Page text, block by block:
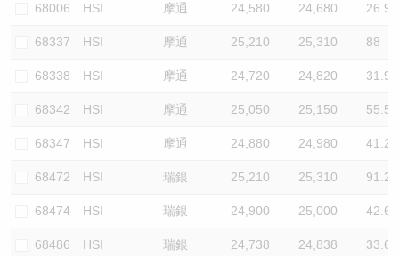
68006 HSI 摩通 24,580 24,680 26.9
68337 HSI 摩通 25,210 25,310 88
68338 HSI 摩通 24,720 24,820 31.9
68342 HSI 摩通 25,050 25,150 55.5
68347 HSI 摩通 24,880 24,980 41.2
68472 HSI 瑞銀 25,210 25,310 91.2
68474 HSI 瑞銀 24,900 25,000 42.6
68486 HSI 瑞銀 24,738 24,838 33.6